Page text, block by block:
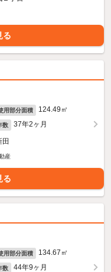
る
用部分面積 124.49㎡
数 37年2ヶ月
田
産
る
用部分面積 134.67㎡
数 44年9ヶ月